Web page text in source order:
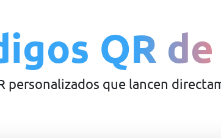
QR
personalizados que lancen